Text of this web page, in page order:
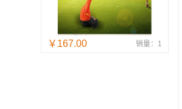
￥167.00 销量：1